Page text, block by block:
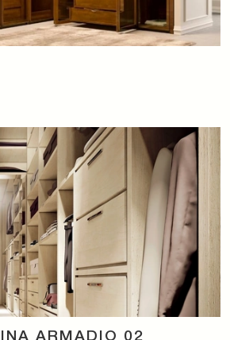
ARMADIO 02